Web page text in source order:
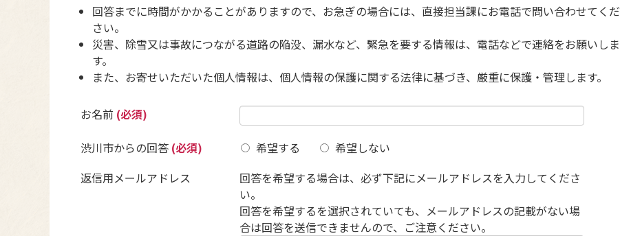
回答までに時間がかかることがありますので、お急ぎの場合には、直接担当課にお電話で問い合わせてくだ
さい。
災害、除雪又は事故につながる道路の陥没、漏水など、緊急を要する情報は、電話などで連絡をお願いしま
す。
また、お寄せいただいた個人情報は、個人情報の保護に関する法律に基づき、厳重に保護・管理します。
お名前 (必須)
渋川市からの回答 (必須) 希望する
希望しない
返信用メールアドレス
回答を希望する場合は、必ず下記にメールアドレスを入力してくださ
い。
回答を希望するを選択されていても、メールアドレスの記載がない場
合は回答を送信できませんので、ご注意ください。